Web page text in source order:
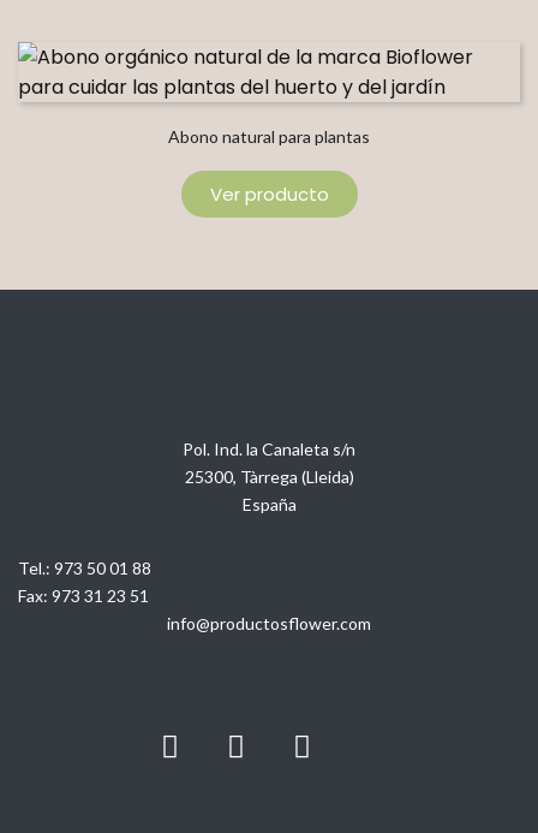
Abono natural para plantas
Ver producto
Pol. Ind. la Canaleta s/n
25300, Tàrrega (Lleida)
España
Tel.: 973 50 01 88
Fax: 973 31 23 51
info@productosflower.com